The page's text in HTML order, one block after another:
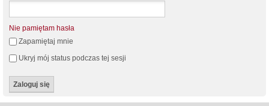
Nie pamiętam hasła
Zapamiętaj mnie
Ukryj mój status podczas tej sesji